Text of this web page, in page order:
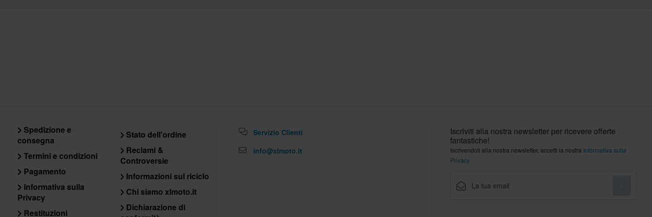
diritto di reso non si applica ai prodotti personalizzati o realizzati su ordinazione. Consulta la
sezione Servizio Clienti
per ulteriori dettagli e condizioni..
Spedizione e
consegna
Termini e condizioni
Pagamento
Informativa sulla
Privacy
Restituzioni
Stato dell'ordine
Reclami &
Controversie
Informazioni sul riciclo
Chi siamo xlmoto.it
Dichiarazione di
Servizio Clienti
info@xlmoto.it
Iscriviti alla nostra newsletter per ricevere offerte
fantastiche!
Iscrivendoti alla nostra newsletter, accetti la nostra Informativa sulla
Privacy